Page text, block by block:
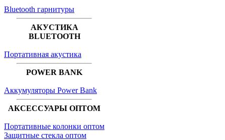
Bluetooth гарнитуры
АКУСТИКА
BLUETOOTH
Портативная акустика
POWER BANK
Аккумуляторы Power Bank
АКСЕССУАРЫ ОПТОМ
Портативные колонки оптом
Защитные стекла оптом